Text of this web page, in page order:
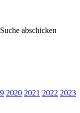
Suche abschicken
2020 2021 2022 2023